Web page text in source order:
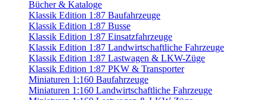
Bücher & Kataloge
Klassik Edition 1:87 Baufahrzeuge
Klassik Edition 1:87 Busse
Klassik Edition 1:87 Einsatzfahrzeuge
Klassik Edition 1:87 Landwirtschaftliche Fahrzeuge
Klassik Edition 1:87 Lastwagen & LKW-Züge
Klassik Edition 1:87 PKW & Transporter
Miniaturen 1:160 Baufahrzeuge
Miniaturen 1:160 Landwirtschaftliche Fahrzeuge